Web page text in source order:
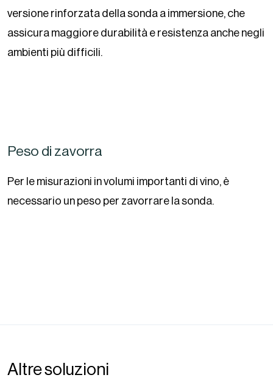
versione rinforzata della sonda a immersione, che
assicura maggiore durabilità e resistenza anche negli
ambienti più difficili.
Peso di zavorra
Per le misurazioni in volumi importanti di vino, è
necessario un peso per zavorrare la sonda.
Altre soluzioni